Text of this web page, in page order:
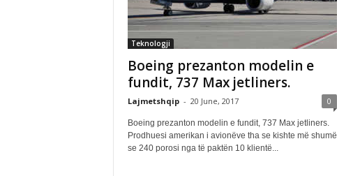
Teknologji
Boeing prezanton modelin e
fundit, 737 Max jetliners.
Lajmetshqip - 20 June, 2017 0
Boeing prezanton modelin e fundit, 737 Max jetliners.
Prodhuesi amerikan i avionëve tha se kishte më shumë
se 240 porosi nga të paktën 10 klientë...